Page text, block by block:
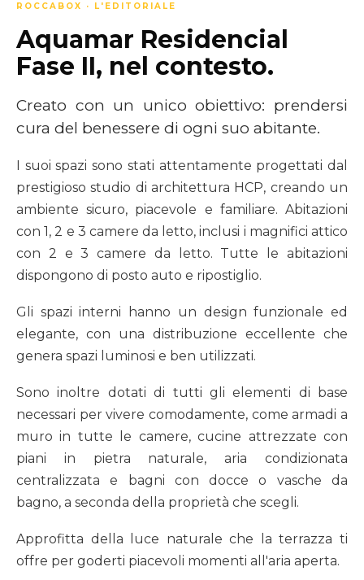
ROCCABOX · L'EDITORIALE
Aquamar Residencial
Fase II, nel contesto.
Creato con un unico obiettivo: prendersi
cura del benessere di ogni suo abitante.
I suoi spazi sono stati attentamente progettati dal
prestigioso studio di architettura HCP, creando un
ambiente sicuro, piacevole e familiare. Abitazioni
con 1, 2 e 3 camere da letto, inclusi i magnifici attico
con 2 e 3 camere da letto. Tutte le abitazioni
dispongono di posto auto e ripostiglio.
Gli spazi interni hanno un design funzionale ed
elegante, con una distribuzione eccellente che
genera spazi luminosi e ben utilizzati.
Sono inoltre dotati di tutti gli elementi di base
necessari per vivere comodamente, come armadi a
muro in tutte le camere, cucine attrezzate con
piani in pietra naturale, aria condizionata
centralizzata e bagni con docce o vasche da
bagno, a seconda della proprietà che scegli.
Approfitta della luce naturale che la terrazza ti
offre per goderti piacevoli momenti all'aria aperta.